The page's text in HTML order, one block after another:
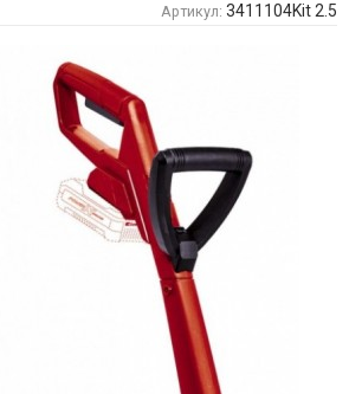
Артикул: 3411104Kit 2.5